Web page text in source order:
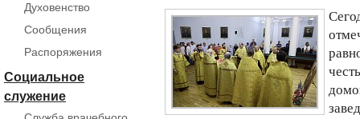
Духовенство
Сообщения
Распоряжения
Социальное
служение